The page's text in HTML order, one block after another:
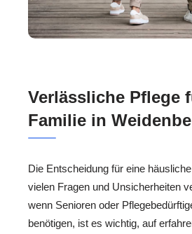
Verlässliche Pflege
Familie in
Die Entscheidung für eine
vielen Fragen und Unsicherheiten
wenn Senioren oder
benötigen, ist es wichtig, auf